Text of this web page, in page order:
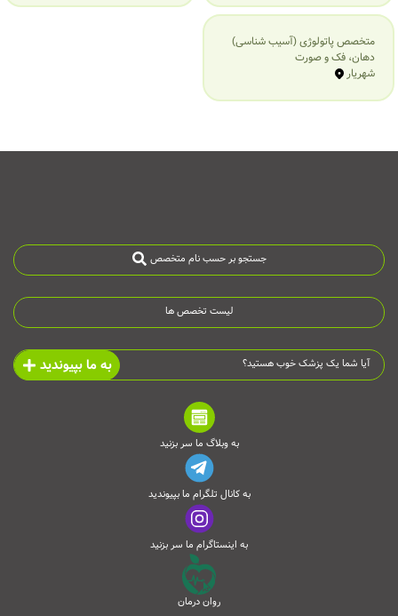
متخصص پاتولوژی (آسیب شناسی)
دهان، فک و صورت
شهریار
جستجو بر حسب نام متخصص
لیست تخصص ها
آیا شما یک پزشک خوب هستید؟ به ما بپیوندید
به وبلاگ ما سر بزنید
به کانال تلگرام ما بپیوندید
به اینستاگرام ما سر بزنید
روان درمان